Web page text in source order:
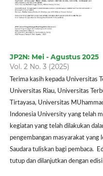
JP2N: Mei - Agustus 2025
Vol. 2 No. 3 (2025)
Terima kasih kepada Universitas
Universitas Riau, Universitas
Tirtayasa, Universitas
Indonesia University yang telah
kegiatan yang telah dilakukan
pengembangan masyarakat yang
Saudara tuliskan bagi pembaca.
tutup dan dilanjutkan dengan